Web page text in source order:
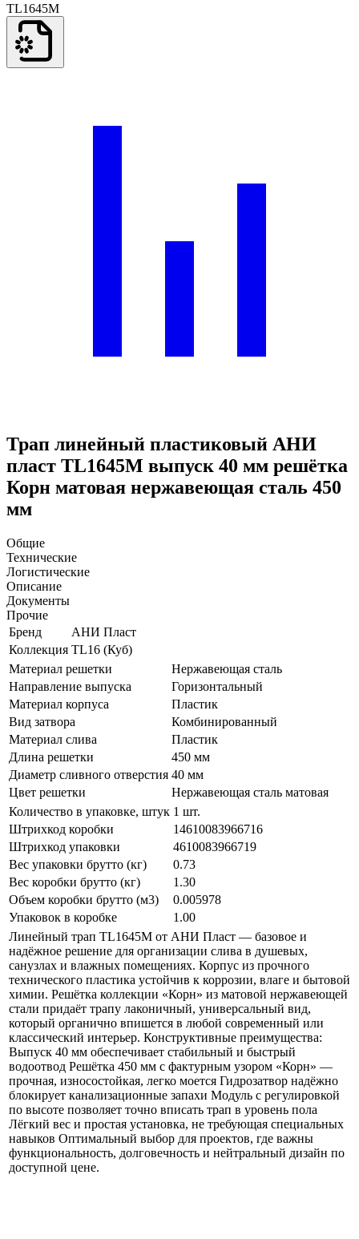
TL1645M
Трап линейный пластиковый АНИ
пласт TL1645M выпуск 40 мм решётка
Корн матовая нержавеющая сталь 450
мм
Общие
Технические
Логистические
Описание
Документы
Прочие
Бренд
АНИ Пласт
Коллекция TL16 (Куб)
Материал решетки
Нержавеющая сталь
Направление выпуска
Горизонтальный
Материал корпуса
Пластик
Вид затвора
Комбинированный
Материал слива
Пластик
Длина решетки
450 мм
Диаметр сливного отверстия 40 мм
Цвет решетки
Нержавеющая сталь матовая
Количество в упаковке, штук 1 шт.
Штрихкод коробки
14610083966716
Штрихкод упаковки
4610083966719
Вес упаковки брутто (кг)
0.73
Вес коробки брутто (кг)
1.30
Объем коробки брутто (м3)
0.005978
Упаковок в коробке
1.00
Линейный трап TL1645M от АНИ Пласт — базовое и
надёжное решение для организации слива в душевых,
санузлах и влажных помещениях. Корпус из прочного
технического пластика устойчив к коррозии, влаге и бытовой
химии. Решётка коллекции «Корн» из матовой нержавеющей
стали придаёт трапу лаконичный, универсальный вид,
который органично впишется в любой современный или
классический интерьер. Конструктивные преимущества:
Выпуск 40 мм обеспечивает стабильный и быстрый
водоотвод Решётка 450 мм с фактурным узором «Корн» —
прочная, износостойкая, легко моется Гидрозатвор надёжно
блокирует канализационные запахи Модуль с регулировкой
по высоте позволяет точно вписать трап в уровень пола
Лёгкий вес и простая установка, не требующая специальных
навыков Оптимальный выбор для проектов, где важны
функциональность, долговечность и нейтральный дизайн по
доступной цене.